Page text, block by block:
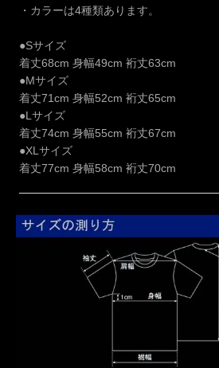
・カラーは4種類あります。
●Sサイズ
着丈68cm 身幅49cm 裄丈63cm
●Mサイズ
着丈71cm 身幅52cm 裄丈65cm
●Lサイズ
着丈74cm 身幅55cm 裄丈67cm
●XLサイズ
着丈77cm 身幅58cm 裄丈70cm